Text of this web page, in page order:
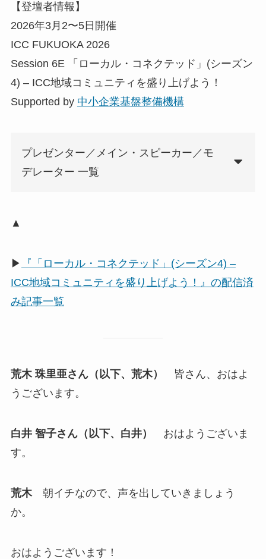
【登壇者情報】
2026年3月2〜5日開催
ICC FUKUOKA 2026
Session 6E 「ローカル・コネクテッド」(シーズン
4) – ICC地域コミュニティを盛り上げよう！
Supported by 中小企業基盤整備機構
プレゼンター／メイン・スピーカー／モ
デレーター 一覧
▲
▶
『「ローカル・コネクテッド」(シーズン4) –
ICC地域コミュニティを盛り上げよう！』の配信済
み記事一覧
荒木 珠里亜さん（以下、荒木）
皆さん、おはよ
うございます。
白井 智子さん（以下、白井）
おはようございま
す。
荒木朝イチなので、声を出していきましょう
か。
おはようございます！